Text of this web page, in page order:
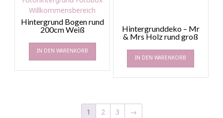
Hintergrund Bogen rund
200cm Weiß
IN DEN WARENKORB
Hintergrunddeko – Mr
& Mrs Holz rund groß
IN DEN WARENKORB
1 2 3 →